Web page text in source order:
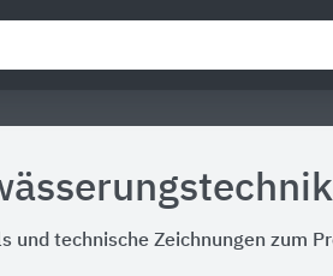
technische Zeichnungen zum